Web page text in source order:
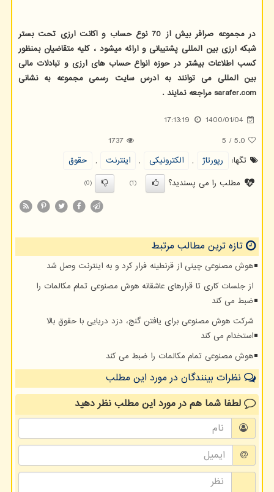
در مجموعه صرافر بیش از 70 نوع حساب و اکانت ارزی تحت بستر
شبکه ارزی بین المللی پشتیبانی و ارائه میشود ، کلیه متقاضیان بمنظور
کسب اطلاعات بیشتر در حوزه انواع حساب های ارزی و تبادلات مالی
بین المللی می توانند به ادرس سایت رسمی مجموعه به نشانی
sarafer.com مراجعه نمایند .
1400/01/04
17:13:19
5.0
/
5
1737
تگها:
رپورتاژ , الكترونیكی , اینترنت ,
حقوق
مطلب را می پسندید؟
(1)
(0)
تازه ترین مطالب مرتبط
هوش مصنوعی چینی از قرنطینه فرار کرد و به اینترنت وصل شد
از جلسات کاری تا قرارهای عاشقانه هوش مصنوعی تمام مکالمات را
ضبط می کند
شرکت هوش مصنوعی برای یافتن گنج، دزد دریایی با حقوق بالا
استخدام می کند
هوش مصنوعی تمام مکالمات را ضبط می کند
نظرات بینندگان در مورد این مطلب
لطفا شما همدر مورد این مطلبنظر دهید